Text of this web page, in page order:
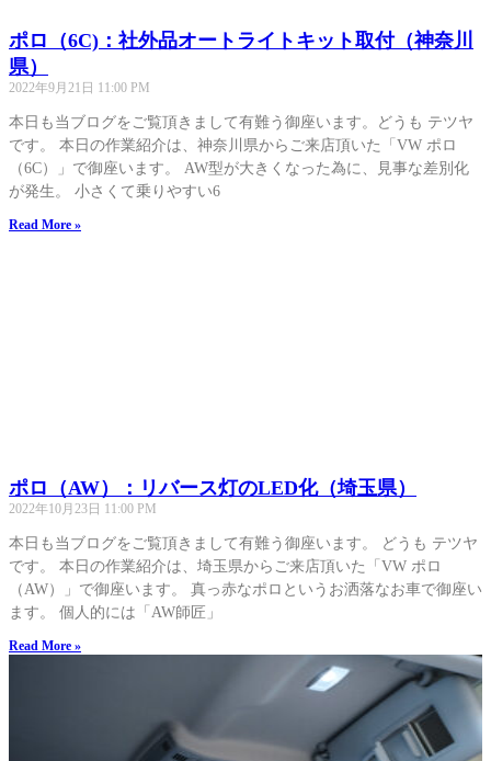
ポロ（6C)：社外品オートライトキット取付（神奈川
県）
2022年9月21日 11:00 PM
本日も当ブログをご覧頂きまして有難う御座います。どうも テツヤ
です。 本日の作業紹介は、神奈川県からご来店頂いた「VW ポロ
（6C）」で御座います。 AW型が大きくなった為に、見事な差別化
が発生。 小さくて乗りやすい6
Read More »
ポロ（AW）：リバース灯のLED化（埼玉県）
2022年10月23日 11:00 PM
本日も当ブログをご覧頂きまして有難う御座います。 どうも テツヤ
です。 本日の作業紹介は、埼玉県からご来店頂いた「VW ポロ
（AW）」で御座います。 真っ赤なポロというお洒落なお車で御座い
ます。 個人的には「AW師匠」
Read More »